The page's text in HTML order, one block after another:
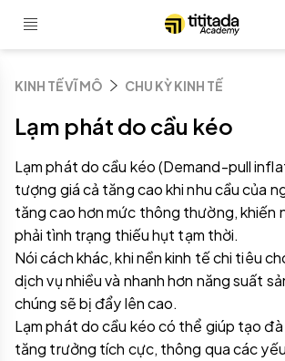
KINH TẾ VĨ MÔ CHU KỲ KINH TẾ
Lạm phát do cầu kéo
Lạm phát do cầu kéo (Demand-pull
tượng giá cả tăng cao khi nhu cầu của
tăng cao hơn mức thông thường, khiến
phải tình trạng thiếu hụt tạm thời.
Nói cách khác, khi nền kinh tế chi tiêu
dịch vụ nhiều và nhanh hơn năng suất
chúng sẽ bị đẩy lên cao.
Lạm phát do cầu kéo có thể giúp tạo
tăng trưởng tích cực, thông qua các